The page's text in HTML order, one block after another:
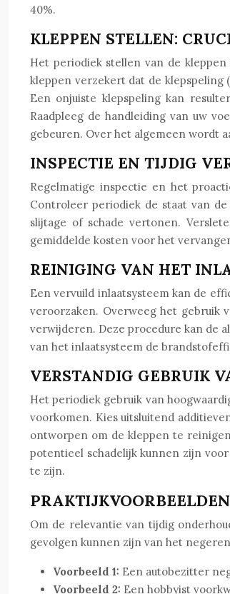
40%.
KLEPPEN STELLEN:
Het periodiek stellen van de
kleppen verzekert dat de klepspeling
Een onjuiste klepspeling kan
Raadpleeg de handleiding van uw
gebeuren. Over het algemeen wordt
INSPECTIE EN TIJDIG
Regelmatige inspectie en het
Controleer periodiek de staat van
slijtage of schade vertonen.
gemiddelde kosten voor het
REINIGING VAN HET
Een vervuild inlaatsysteem kan de
veroorzaken. Overweeg het
verwijderen. Deze procedure kan de
van het inlaatsysteem de
VERSTANDIG GEBRUIK
Het periodiek gebruik van
voorkomen. Kies uitsluitend
ontworpen om de kleppen te
potentieel schadelijk kunnen zijn
te zijn.
Om de relevantie van tijdig
gevolgen kunnen zijn van het
Voorbeeld 1: Een autobezitter
Voorbeeld 2: Een hobbyist